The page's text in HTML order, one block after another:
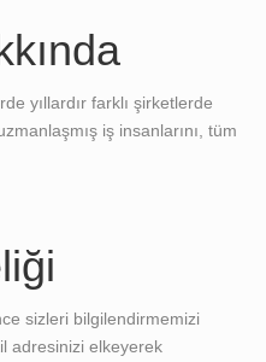
yıllardır farklı şirketlerde
iş insanlarını, tüm
sizleri bilgilendirmemizi
adresinizi elkeyerek